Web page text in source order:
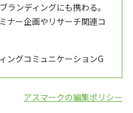
ランディングにも携わる。
ナー企画やリサーチ関連コ
グコミュニケーションG
アスマークの編集ポリシー